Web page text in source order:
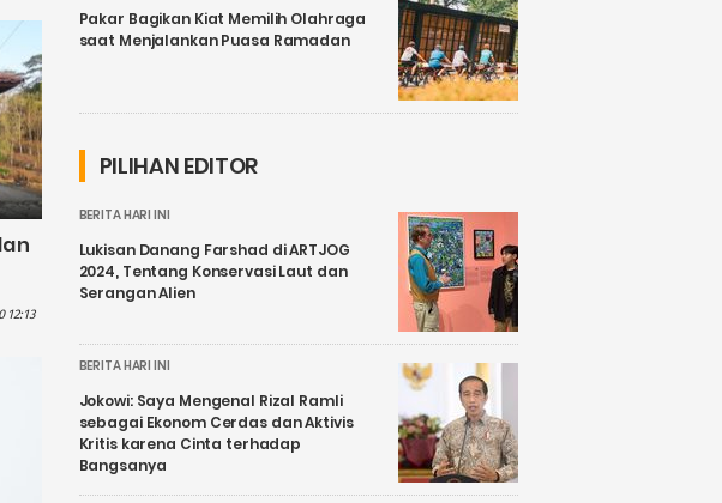
12:13
Pakar Bagikan Kiat Memilih Olahraga
saat Menjalankan Puasa Ramadan
PILIHAN EDITOR
BERITA HARI INI
Lukisan Danang Farshad di ARTJOG
2024, Tentang Konservasi Laut dan
Serangan Alien
BERITA HARI INI
Jokowi: Saya Mengenal Rizal Ramli
sebagai Ekonom Cerdas dan Aktivis
Kritis karena Cinta terhadap
Bangsanya